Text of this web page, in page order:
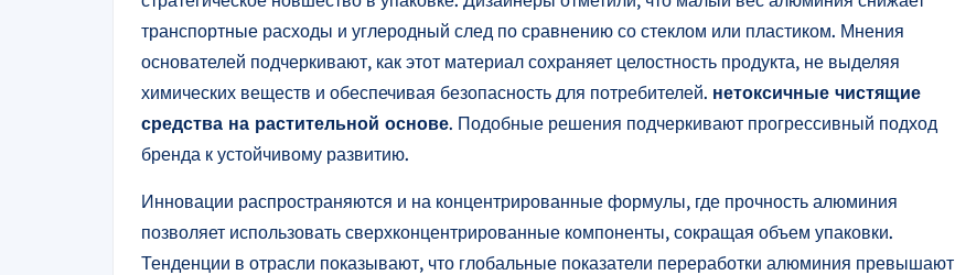
транспортные расходы и углеродный след по сравнению со стеклом или пластиком. Мнения
основателей подчеркивают, как этот материал сохраняет целостность продукта, не выделяя
химических веществ и обеспечивая безопасность для потребителей. нетоксичные чистящие
средства на растительной основе. Подобные решения подчеркивают прогрессивный подход
бренда к устойчивому развитию.
Инновации распространяются и на концентрированные формулы, где прочность алюминия
позволяет использовать сверхконцентрированные компоненты, сокращая объем упаковки.
Тенденции в отрасли показывают, что глобальные показатели переработки алюминия превышают